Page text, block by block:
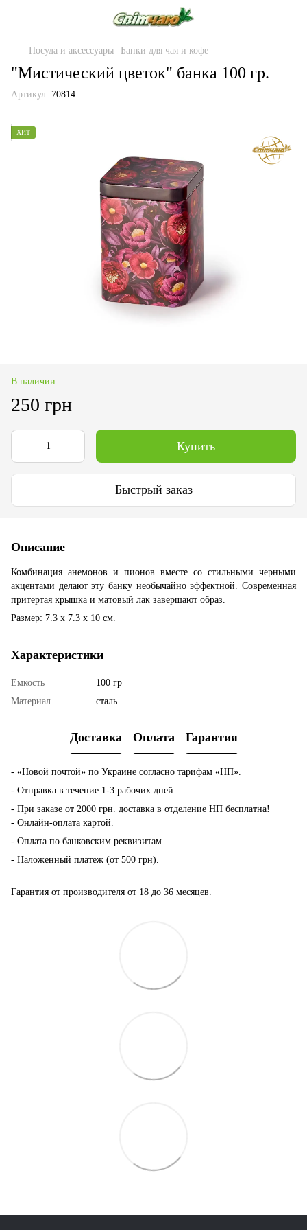
Посуда и аксессуары Банки для чая и кофе
"Мистический цветок" банка 100 гр.
Артикул: 70814
ХИТ
В наличии
250 грн
Купить
Быстрый заказ
Описание
Комбинация анемонов и пионов вместе со стильными черными
акцентами делают эту банку необычайно эффектной. Современная
притертая крышка и матовый лак завершают образ.
Размер: 7.3 x 7.3 x 10 см.
Характеристики
Емкость
100 гр
Материал
сталь
Доставка Оплата Гарантия
- «Новой почтой» по Украине согласно тарифам «НП».
- Отправка в течение 1-3 рабочих дней.
- При заказе от 2000 грн. доставка в отделение НП бесплатна!
- Онлайн-оплата картой.
- Оплата по банковским реквизитам.
- Наложенный платеж (от 500 грн).
Гарантия от производителя от 18 до 36 месяцев.